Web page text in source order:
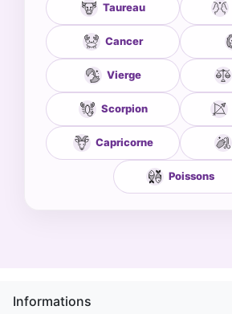
Taureau
Cancer
Vierge
Scorpion
Capricorne
Poissons
Informations